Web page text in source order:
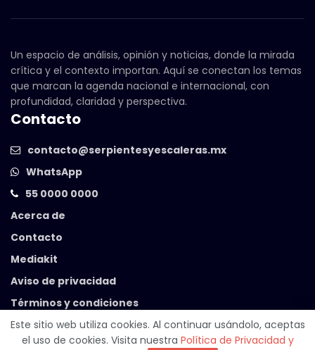
Un espacio de análisis, opinión y noticias, donde la mirada
crítica y el contexto importan. Aquí se conectan los temas
que marcan la agenda nacional e internacional, con
profundidad, claridad y perspectiva.
Contacto
contacto@serpientesyescaleras.mx
WhatsApp
55 0000 0000
Acerca de
Contacto
Mediakit
Aviso de privacidad
Términos y condiciones
Este sitio web utiliza cookies. Al continuar usándolo, aceptas
el uso de cookies. Visita nuestra Política de Privacidad y